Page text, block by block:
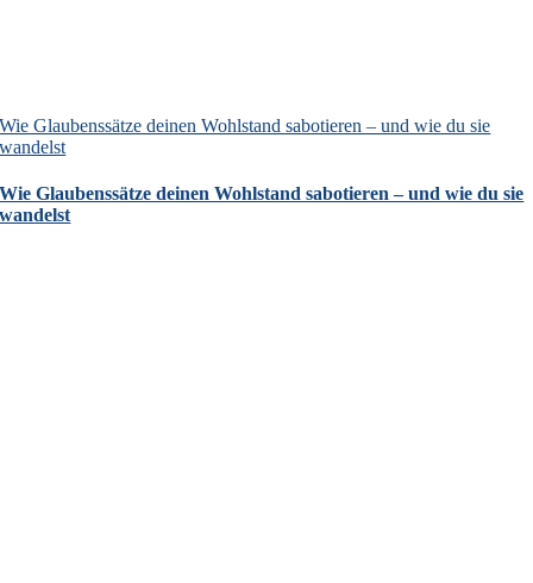
Wie Glaubenssätze deinen Wohlstand sabotieren – und wie du sie
wandelst
Wie Glaubenssätze deinen Wohlstand sabotieren – und wie du sie
wandelst